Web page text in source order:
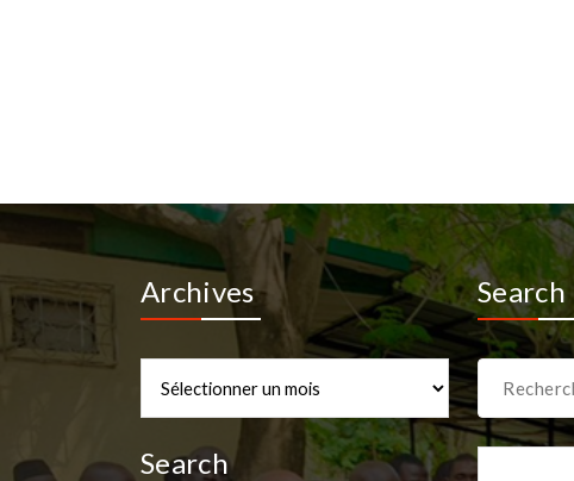
Archives Search
Recherche
pour :
Search